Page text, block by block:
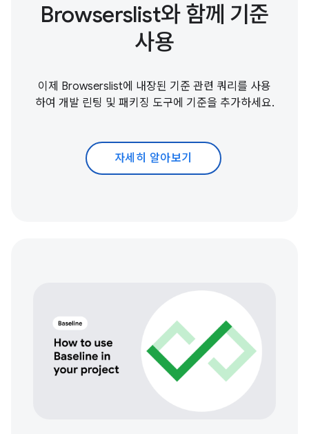
Browserslist와 함께 기준
사용
이제 Browserslist에 내장된 기준 관련 쿼리를 사용
하여 개발 린팅 및 패키징 도구에 기준을 추가하세요.
자세히 알아보기